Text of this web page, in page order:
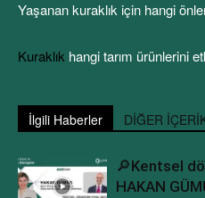
Yaşanan kuraklık için hangi
Kuraklık hangi tarım ürünlerini
İlgili Haberler DİĞER
🔎Kentsel
HAKAN